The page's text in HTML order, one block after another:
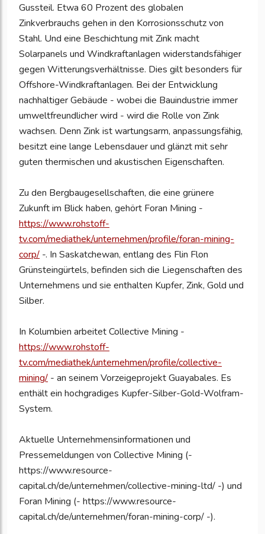
Gussteil. Etwa 60 Prozent des globalen
Zinkverbrauchs gehen in den Korrosionsschutz von
Stahl. Und eine Beschichtung mit Zink macht
Solarpanels und Windkraftanlagen widerstandsfähiger
gegen Witterungsverhältnisse. Dies gilt besonders für
Offshore-Windkraftanlagen. Bei der Entwicklung
nachhaltiger Gebäude - wobei die Bauindustrie immer
umweltfreundlicher wird - wird die Rolle von Zink
wachsen. Denn Zink ist wartungsarm, anpassungsfähig,
besitzt eine lange Lebensdauer und glänzt mit sehr
guten thermischen und akustischen Eigenschaften.
Zu den Bergbaugesellschaften, die eine grünere
Zukunft im Blick haben, gehört Foran Mining -
https://www.rohstoff-
tv.com/mediathek/unternehmen/profile/foran-mining-
corp/ -. In Saskatchewan, entlang des Flin Flon
Grünsteingürtels, befinden sich die Liegenschaften des
Unternehmens und sie enthalten Kupfer, Zink, Gold und
Silber.
In Kolumbien arbeitet Collective Mining -
https://www.rohstoff-
tv.com/mediathek/unternehmen/profile/collective-
mining/ - an seinem Vorzeigeprojekt Guayabales. Es
enthält ein hochgradiges Kupfer-Silber-Gold-Wolfram-
System.
Aktuelle Unternehmensinformationen und
Pressemeldungen von Collective Mining (-
https://www.resource-
capital.ch/de/unternehmen/collective-mining-ltd/ -) und
Foran Mining (- https://www.resource-
capital.ch/de/unternehmen/foran-mining-corp/ -).